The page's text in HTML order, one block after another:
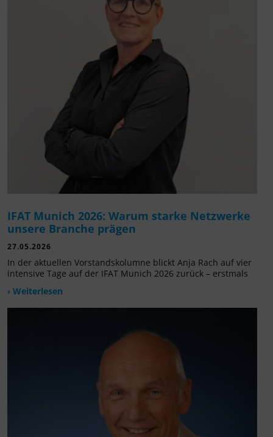
IFAT Munich 2026: Warum starke Netzwerke
unsere Branche prägen
27.05.2026
In der aktuellen Vorstandskolumne blickt Anja Rach auf vier
intensive Tage auf der IFAT Munich 2026 zurück – erstmals
› Weiterlesen